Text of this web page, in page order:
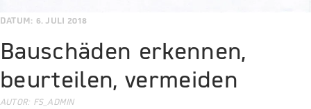
DATUM: 6. JULI 2018
Bauschäden erkennen,
beurteilen, vermeiden
AUTOR: FS_ADMIN